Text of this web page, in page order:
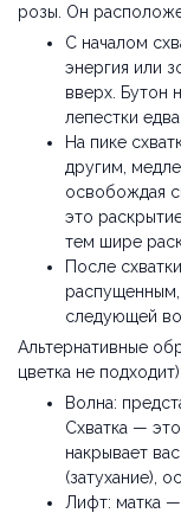
розы. Он
С началом
энергия или
вверх. Бутон
лепестки
На пике
другим,
освобождая
это
тем шире
После
следующей
Альтернативные
цветка не подходит):
Волна:
Схватка — это
накрывает
(затухание),
Лифт: матка